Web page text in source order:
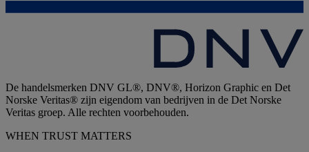
De handelsmerken DNV GL®, DNV®, Horizon Graphic en Det
Norske Veritas® zijn eigendom van bedrijven in de Det Norske
Veritas groep. Alle rechten voorbehouden.
WHEN TRUST MATTERS